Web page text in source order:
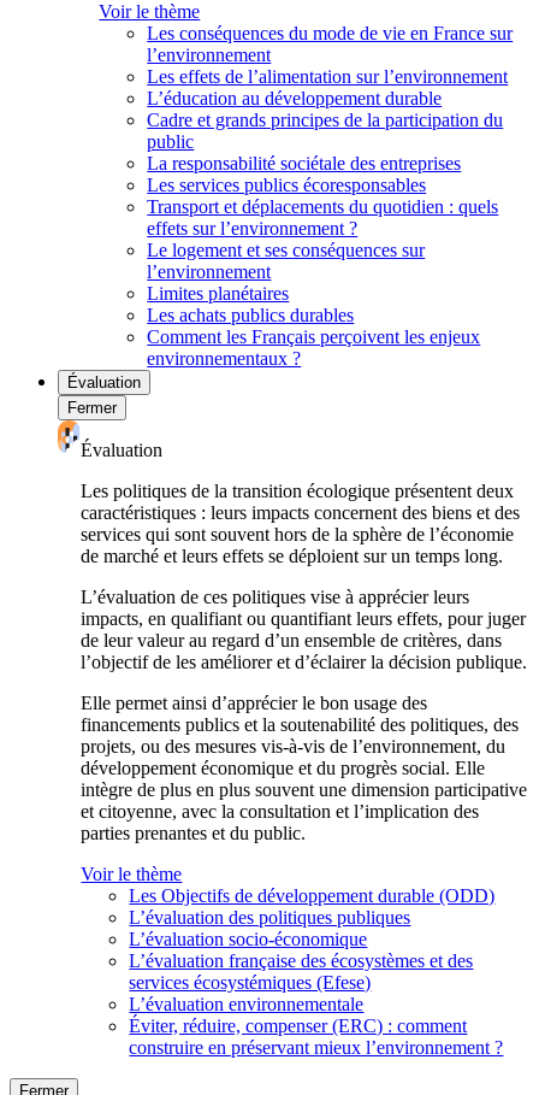
Voir le thème
Les conséquences du mode de vie en France sur
l’environnement
Les effets de l’alimentation sur l’environnement
L’éducation au développement durable
Cadre et grands principes de la participation du
public
La responsabilité sociétale des entreprises
Les services publics écoresponsables
Transport et déplacements du quotidien : quels
effets sur l’environnement ?
Le logement et ses conséquences sur
l’environnement
Limites planétaires
Les achats publics durables
Comment les Français perçoivent les enjeux
environnementaux ?
Évaluation
Fermer
Évaluation
Les politiques de la transition écologique présentent deux
caractéristiques : leurs impacts concernent des biens et des
services qui sont souvent hors de la sphère de l’économie
de marché et leurs effets se déploient sur un temps long.
L’évaluation de ces politiques vise à apprécier leurs
impacts, en qualifiant ou quantifiant leurs effets, pour juger
de leur valeur au regard d’un ensemble de critères, dans
l’objectif de les améliorer et d’éclairer la décision publique.
Elle permet ainsi d’apprécier le bon usage des
financements publics et la soutenabilité des politiques, des
projets, ou des mesures vis-à-vis de l’environnement, du
développement économique et du progrès social. Elle
intègre de plus en plus souvent une dimension participative
et citoyenne, avec la consultation et l’implication des
parties prenantes et du public.
Voir le thème
Les Objectifs de développement durable (ODD)
L’évaluation des politiques publiques
L’évaluation socio-économique
L’évaluation française des écosystèmes et des
services écosystémiques (Efese)
L’évaluation environnementale
Éviter, réduire, compenser (ERC) : comment
construire en préservant mieux l’environnement ?
Fermer